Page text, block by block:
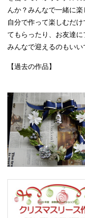
んか？みんなで一緒に楽
自分で作って楽しむだ
てもらったり、お友達
みんなで迎えるのもいい
【過去の作品】